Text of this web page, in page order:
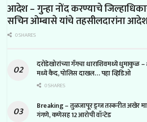
आदेश – गुन्हा नोंद करण्याचे
सचिन ओम्बासे यांचे तहसीलदारांना
0 SHARES
दरोडेखोरांच्या गँगचा धाराशिवमध्ये धुमाकुळ
मध्ये कैद, पोलिस दाखल… पहा व्हिडिओ
0 SHARES
Breaking – तुळजापूर ड्रग्ज तस्करीत अखेर
गंगणे, कणेसह 12 आरोपी वॉन्टेड